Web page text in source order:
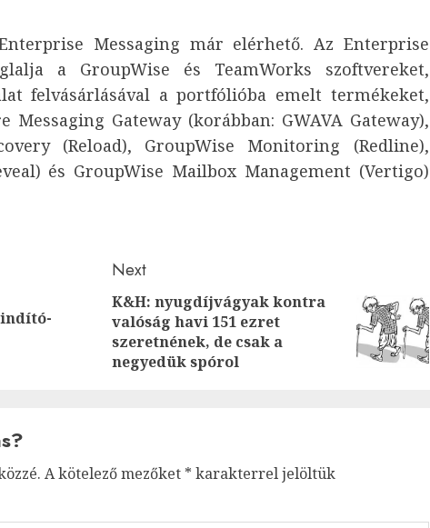
Messaging már elérhető. Az Enterprise
a GroupWise és TeamWorks szoftvereket,
felvásárlásával a portfólióba emelt termékeket,
Messaging Gateway (korábban: GWAVA Gateway),
(Reload), GroupWise Monitoring (Redline),
és GroupWise Mailbox Management (Vertigo)
Previous
post:
Next
Next
post:
K&H: nyugdíjvágyak kontra
valóság havi 151 ezret
szeretnének, de csak a
negyedük spórol
A kötelező mezőket * karakterrel jelöltük